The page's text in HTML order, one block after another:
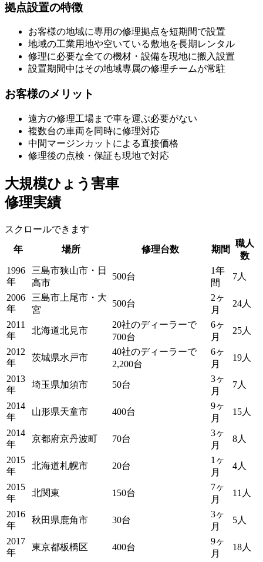
拠点設置の特徴
お客様の地域に専用の修理拠点を短期間で設置
地域の工業用地や空いている敷地を長期レンタル
修理に必要な全ての機材・設備を現地に搬入設置
設置期間中はその地域専属の修理チームが常駐
お客様のメリット
遠方の修理工場まで車を運ぶ必要がない
複数台の車両を同時に修理対応
中間マージンカットによる直接価格
修理後の点検・保証も現地で対応
大規模ひょう害車
修理実績
スクロールできます
年
場所 修理台数 期間
職人
数
1996
年
三島市狭山市・日
高市
500台
1年
間
7人
2006
年
三島市上尾市・大
宮
500台
2ヶ
月
24人
2011
年
北海道北見市
20社のディーラーで
700台
6ヶ
月
25人
2012
年
茨城県水戸市
40社のディーラーで
2,200台
6ヶ
月
19人
2013
年
埼玉県加須市 50台
3ヶ
月
7人
2014
年
山形県天童市 400台
9ヶ
月
15人
2014
年
京都府京丹波町 70台
3ヶ
月
8人
2015
年
北海道札幌市 20台
1ヶ
月
4人
2015
年
北関東 150台
7ヶ
月
11人
2016
年
秋田県鹿角市 30台
3ヶ
月
5人
2017
年
東京都板橋区 400台
9ヶ
月
18人